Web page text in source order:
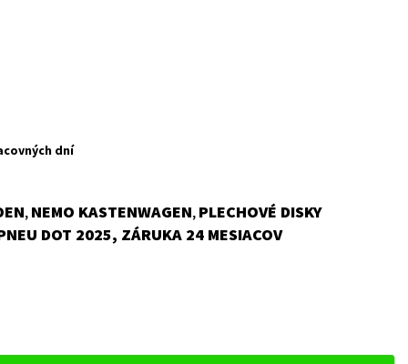
dní
, NEMO KASTENWAGEN, PLECHOVÉ DISKY
DOT 2025, ZÁRUKA 24 MESIACOV